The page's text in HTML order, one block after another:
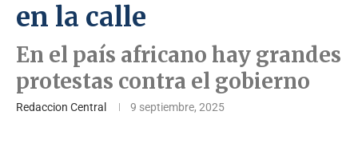
en la calle
En el país africano hay grandes
protestas contra el gobierno
Redaccion Central 9 septiembre, 2025